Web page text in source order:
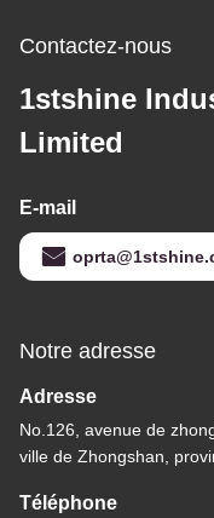
Contactez-nous
1stshine
Limited
E-mail
Notre adresse
Adresse
No.126, avenue de
ville de Zhongshan,
Téléphone